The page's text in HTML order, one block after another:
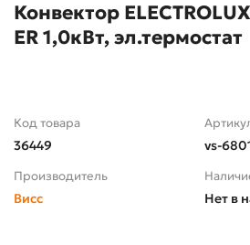
Конвектор
ER 1,0кВт, эл.термостат
Код товара
36449 vs-
Производитель
Висс Нет в